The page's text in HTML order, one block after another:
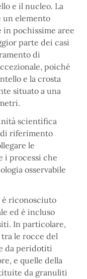
e il nucleo. La
un elemento
pochissime aree
parte dei casi
di
poiché
e la crosta
situato a una
scientifica
riferimento
le
i processi che
osservabile
è riconosciuto
ed è incluso
In particolare,
le rocce del
da peridotiti
e quelle della
da granuliti